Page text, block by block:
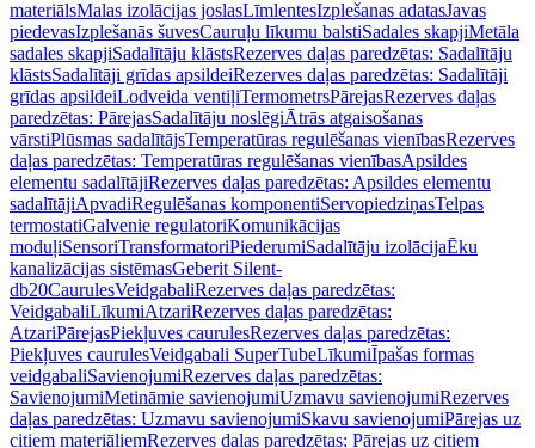
materiālsMalas izolācijas joslasLīmlentesIzplešanas adatasJavas
piedevasIzplešanās šuvesCauruļu līkumu balstiSadales skapjiMetāla
sadales skapjiSadalītāju klāstsRezerves daļas paredzētas: Sadalītāju
klāstsSadalītāji grīdas apsildeiRezerves daļas paredzētas: Sadalītāji
grīdas apsildeiLodveida ventiļiTermometrsPārejasRezerves daļas
paredzētas: PārejasSadalītāju noslēgiĀtrās atgaisošanas
vārstiPlūsmas sadalītājsTemperatūras regulēšanas vienībasRezerves
daļas paredzētas: Temperatūras regulēšanas vienībasApsildes
elementu sadalītājiRezerves daļas paredzētas: Apsildes elementu
sadalītājiApvadiRegulēšanas komponentiServopiedziņasTelpas
termostatiGalvenie regulatoriKomunikācijas
moduļiSensoriTransformatoriPiederumiSadalītāju izolācijaĒku
kanalizācijas sistēmasGeberit Silent-
db20CaurulesVeidgabaliRezerves daļas paredzētas:
VeidgabaliLīkumiAtzariRezerves daļas paredzētas:
AtzariPārejasPiekļuves caurulesRezerves daļas paredzētas:
Piekļuves caurulesVeidgabali SuperTubeLīkumiĪpašas formas
veidgabaliSavienojumiRezerves daļas paredzētas:
SavienojumiMetināmie savienojumiUzmavu savienojumiRezerves
daļas paredzētas: Uzmavu savienojumiSkavu savienojumiPārejas uz
citiem materiāliemRezerves daļas paredzētas: Pārejas uz citiem